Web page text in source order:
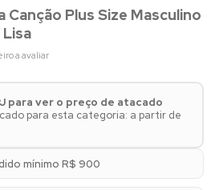
Canção Plus Size Masculino
a avaliar
para ver o preço de atacado
para esta categoria: a partir de
mínimo R$ 900